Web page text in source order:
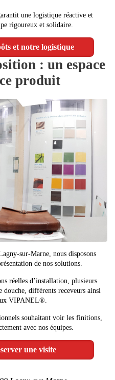
une logistique réactive et
rigoureux et solidaire.
et notre logistique
: un espace
produit
sur-Marne, nous disposons
de nos solutions.
réelles d’installation, plusieurs
douche, différents receveurs ainsi
VIPANEL®.
souhaitant voir les finitions,
avec nos équipes.
une visite